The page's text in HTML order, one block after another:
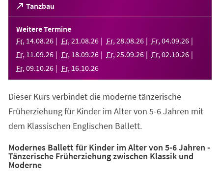
Tanzbau
(Öffnet
in
einem
neuen
Tab)
Weitere Termine
Fr, 14.08.26 Fr, 21 .08.26 Fr, 28.08.26 Fr, 04.09.26
Fr, 11 .09.26 Fr, 18.09.26 Fr, 25.09.26 Fr, 02.10.26
Fr, 09.10.26 Fr, 16.10.26
Dieser Kurs verbindet die moderne tänzerische
Früherziehung für Kinder im Alter von 5-6 Jahren mit
dem Klassischen Englischen Ballett.
Modernes Ballett für Kinder im Alter von 5-6 Jahren -
Tänzerische Früherziehung zwischen Klassik und
Moderne